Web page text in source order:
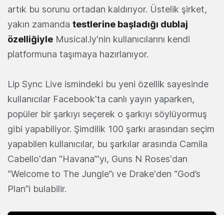
artık bu sorunu ortadan kaldırıyor. Üstelik şirket,
yakın zamanda testlerine başladığı dublaj
özelliğiyle Musical.ly'nin kullanıcılarını kendi
platformuna taşımaya hazırlanıyor.
Lip Sync Live ismindeki bu yeni özellik sayesinde
kullanıcılar Facebook'ta canlı yayın yaparken,
popüler bir şarkıyı seçerek o şarkıyı söylüyormuş
gibi yapabiliyor. Şimdilik 100 şarkı arasından seçim
yapabilen kullanıcılar, bu şarkılar arasında Camila
Cabello'dan "Havana”'yı, Guns N Roses'dan
“Welcome to The Jungle”ı ve Drake'den “God’s
Plan”i bulabilir.